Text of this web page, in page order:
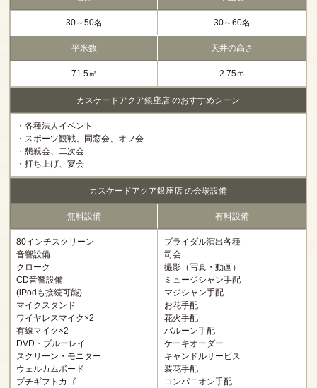
30～50名 30～60名
平米数 天井の高さ
71.5㎡ 2.75ｍ
カスケードアクア銀座店 のおすすめシーン
・各種法人イベント
・スポーツ観戦、同窓会、オフ会
・懇親会、二次会
・打ち上げ、宴会
カスケードアクア銀座店 の会場設備
無料設備 有料設備
80インチスクリーン
音響設備
クローク
CD音響設備
(iPodも接続可能)
マイクスタンド
ワイヤレスマイク×2
有線マイク×2
DVD・ブルーレイ
スクリーン・モニター
ウェルカムボード
プチギフトカゴ
ブライダル演出各種
司会
撮影（写真・動画）
ミュージシャン手配
マジシャン手配
お花手配
花火手配
バルーン手配
ケーキオーダー
キャンドルサービス
装花手配
コンパニオン手配